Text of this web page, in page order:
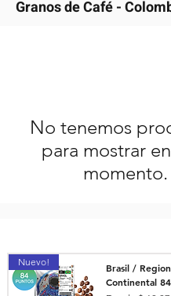
Granos de Café -
No tenemos
para mostrar
momento.
Nuevo!
Brasil /
Continental